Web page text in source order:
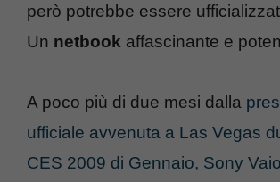
però potrebbe essere
Un netbook affascinante e
A poco più di due mesi dalla
ufficiale avvenuta a Las Vegas
CES 2009 di Gennaio, Sony